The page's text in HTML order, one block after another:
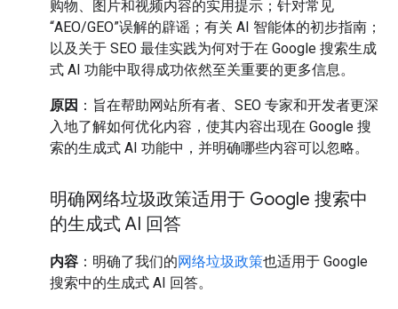
购物、图片和视频内容的实用提示；针对常见
“AEO/GEO”误解的辟谣；有关 AI 智能体的初步指南；
以及关于 SEO 最佳实践为何对于在 Google 搜索生成
式 AI 功能中取得成功依然至关重要的更多信息。
原因 ：旨在帮助网站所有者、SEO 专家和开发者更深
入地了解如何优化内容，使其内容出现在 Google 搜
索的生成式 AI 功能中，并明确哪些内容可以忽略。
明确网络垃圾政策适用于 Google 搜索中
的生成式 AI 回答
内容 ：明确了我们的网络垃圾政策也适用于 Google
搜索中的生成式 AI 回答。